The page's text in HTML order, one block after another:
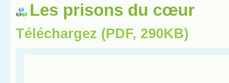
Les prisons du cœur
Téléchargez (PDF, 290KB)